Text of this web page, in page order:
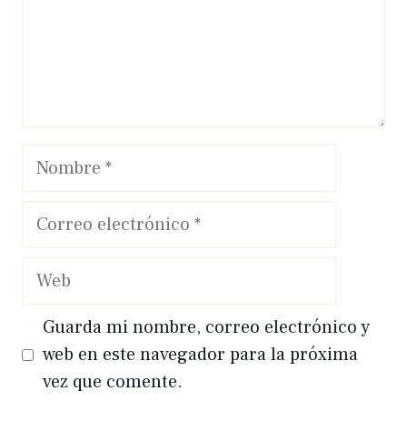
Nombre
Correo
Web
Guarda mi nombre, correo electrónico y
web en este navegador para la próxima
vez que comente.